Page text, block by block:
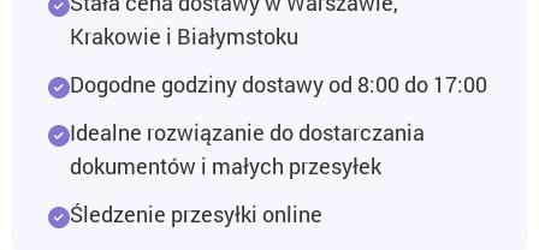
Krakowie i Białymstoku
Dogodne godziny dostawy od 8:00 do 17:00
Idealne rozwiązanie do dostarczania
dokumentów i małych przesyłek
Śledzenie przesyłki online